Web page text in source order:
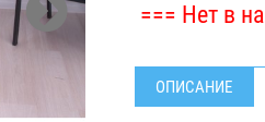
=== Нет в
ОПИСАНИЕ